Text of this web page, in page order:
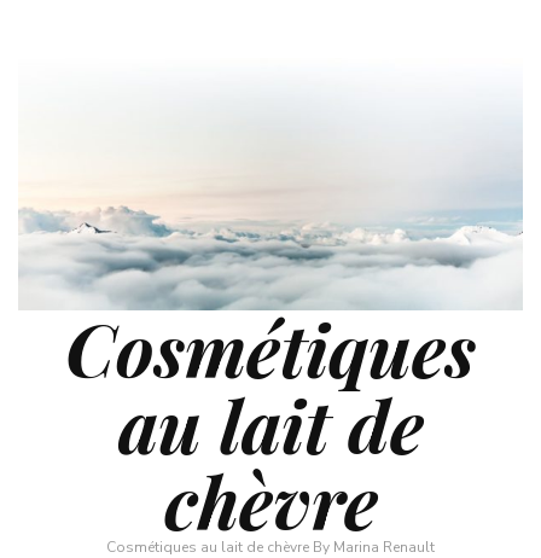
Cosmétiques
au lait de
chèvre
Cosmétiques au lait de chèvre By Marina Renault